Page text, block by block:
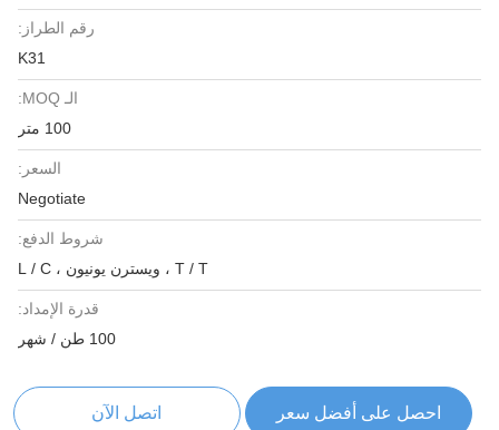
رقم الطراز:
K31
الـ MOQ:
100 متر
السعر:
Negotiate
شروط الدفع:
T / T ، ويسترن يونيون ، L / C
قدرة الإمداد:
100 طن / شهر
احصل على أفضل سعر اتصل الآن